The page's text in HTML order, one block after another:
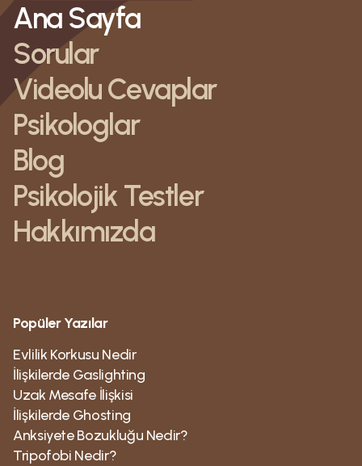
Ana Sayfa
Sorular
Videolu Cevaplar
Psikologlar
Blog
Psikolojik Testler
Hakkımızda
Popüler Yazılar
Evlilik Korkusu Nedir
İlişkilerde Gaslighting
Uzak Mesafe İlişkisi
İlişkilerde Ghosting
Anksiyete Bozukluğu Nedir?
Tripofobi Nedir?